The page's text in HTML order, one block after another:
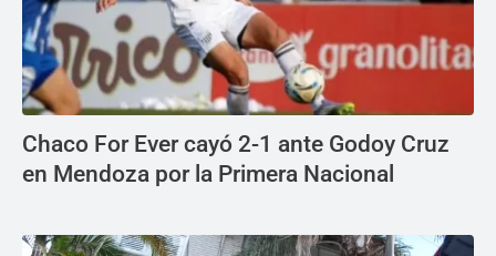
Chaco For Ever cayó 2-1 ante Godoy Cruz
en Mendoza por la Primera Nacional